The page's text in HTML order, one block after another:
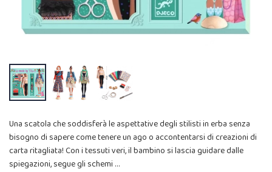
Una scatola che soddisferà le aspettative degli stilisti in erba senza
bisogno di sapere come tenere un ago o accontentarsi di creazioni di
carta ritagliata! Con i tessuti veri, il bambino si lascia guidare dalle
spiegazioni, segue gli schemi …